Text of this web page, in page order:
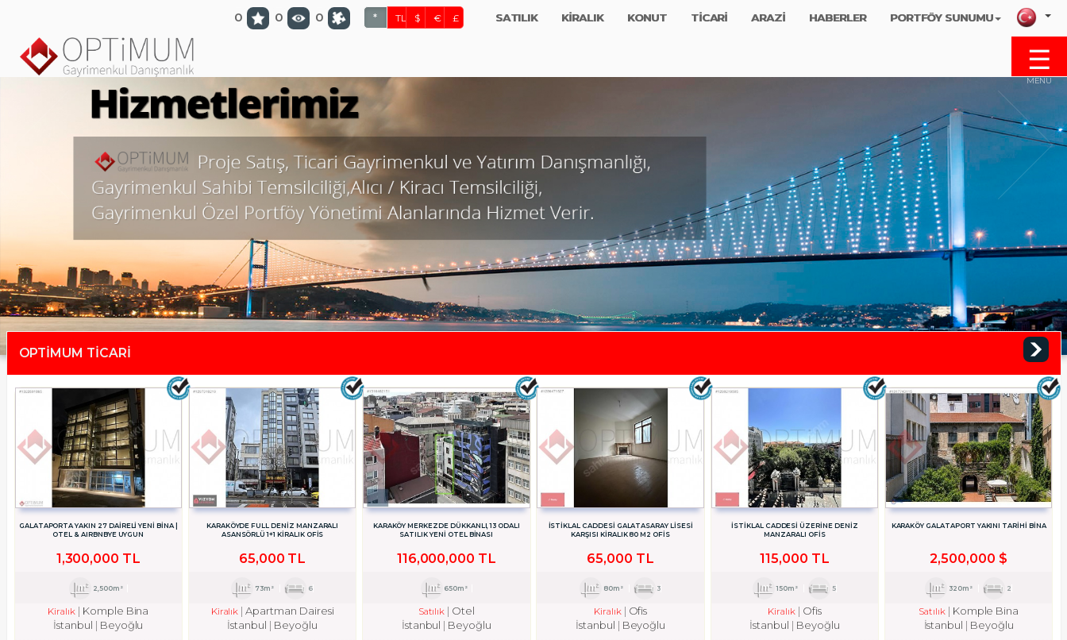
optimumgayrimenkul.com
0 0 0 * TL $ € £ SATILIK KİRALIK KONUT TİCARİ ARAZİ HABERLER PORTFÖY SUNUMU
☰
MENU
OPTİMUM TİCARİ
GALATAPORTA YAKIN 27 DAİRELİ YENİ BİNA |
OTEL & AIRBNBYE UYGUN
1,300,000 TL
2,500m²
Kiralık
Komple Bina
İstanbul
Beyoğlu
KARAKÖYDE FULL DENİZ MANZARALI
ASANSÖRLÜ 1+1 KİRALIK OFİS
65,000 TL
73m² 6
Kiralık
Apartman Dairesi
İstanbul
Beyoğlu
KARAKÖY MERKEZDE DÜKKANLI, 13 ODALI
SATILIK YENİ OTEL BİNASI
116,000,000 TL
650m²
Satılık
Otel
İstanbul
Beyoğlu
İSTİKLAL CADDESİ GALATASARAY LİSESİ
KARŞISI KİRALIK 80 M2 OFİS
65,000 TL
80m² 3
Kiralık
Ofis
İstanbul
Beyoğlu
İSTİKLAL CADDESİ ÜZERİNE DENİZ
MANZARALI OFİS
115,000 TL
150m² 5
Kiralık
Ofis
İstanbul
Beyoğlu
KARAKÖY GALATAPORT YAKINI TARİHİ BİNA
2,500,000 $
320m² 2
Satılık
Komple Bina
İstanbul
Beyoğlu